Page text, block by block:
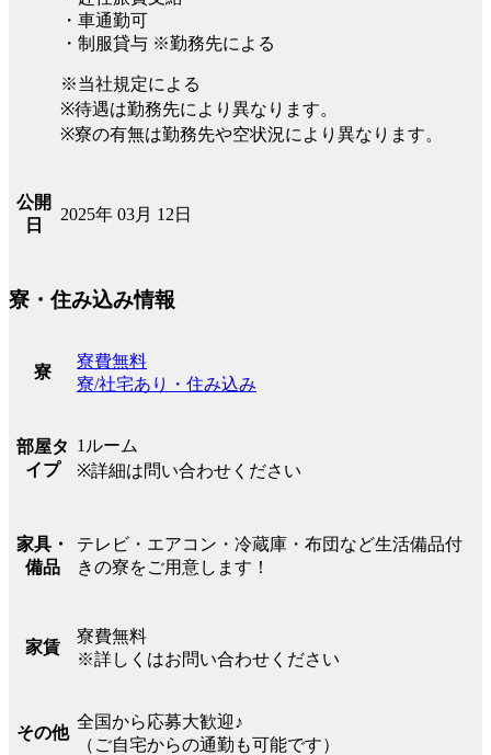
・車通勤可
・制服貸与 ※勤務先による
※当社規定による
※待遇は勤務先により異なります。
※寮の有無は勤務先や空状況により異なります。
公開
日
2025年 03月 12日
寮・住み込み情報
寮
寮費無料
寮/社宅あり・住み込み
部屋タ
イプ
1ルーム
※詳細は問い合わせください
家具・
備品
テレビ・エアコン・冷蔵庫・布団など生活備品付
きの寮をご用意します！
家賃
寮費無料
※詳しくはお問い合わせください
その他
全国から応募大歓迎♪
（ご自宅からの通勤も可能です）